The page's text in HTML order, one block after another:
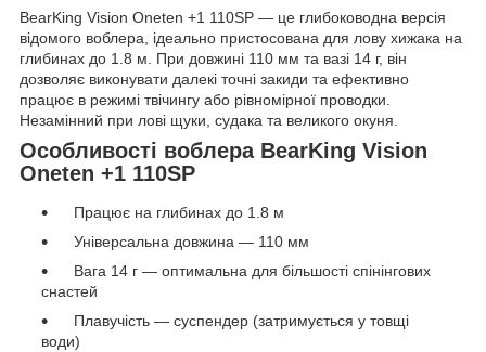
BearKing Vision Oneten +1 110SP — це глибоководна версія
відомого воблера, ідеально пристосована для лову хижака на
глибинах до 1.8 м. При довжині 110 мм та вазі 14 г, він
дозволяє виконувати далекі точні закиди та ефективно
працює в режимі твічингу або рівномірної проводки.
Незамінний при лові щуки, судака та великого окуня.
Особливості воблера BearKing Vision
Oneten +1 110SP
Працює на глибинах до 1.8 м
Універсальна довжина — 110 мм
Вага 14 г — оптимальна для більшості спінінгових
снастей
Плавучість — суспендер (затримується у товщі
води)